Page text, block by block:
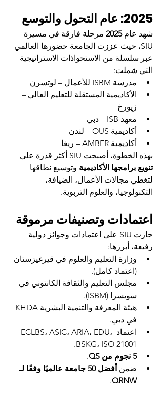
2025: عام التحول والتوسع
شهد عام 2025 مرحلة فارقة في مسيرة
SIU، حيث عززت الجامعة حضورها العالمي
عبر سلسلة من الاستحواذات الاستراتيجية
التي شملت:
مدرسة ISBM للأعمال – لوتسرن
الأكاديمية المستقلة للتعليم العالي –
زيورخ
معهد ISB – دبي
أكاديمية OUS – لندن
أكاديمية AMBER – ريغا
بهذه الخطوة، أصبحت SIU أكثر قدرة على
تنويع برامجها الأكاديمية وتوسيع نطاقها
لتغطي مجالات الأعمال، الضيافة،
التكنولوجيا، والعلوم التربوية.
اعتمادات وتصنيفات مرموقة
حازت SIU على اعتمادات وجوائز دولية
رفيعة، أبرزها:
وزارة التعليم والعلوم في قيرغيزستان
(اعتماد كامل).
مجلس التعليم والثقافة الكانتوني في
سويسرا (ISBM).
في دبي.
اعتماد ECLBS، ASIC، ARIA، EDU،
BSKG، ISO 21001.
5 نجوم من QS
.
ضمن
أفضل 50 جامعة عالميًا وفقًا لـ
QRNW
.